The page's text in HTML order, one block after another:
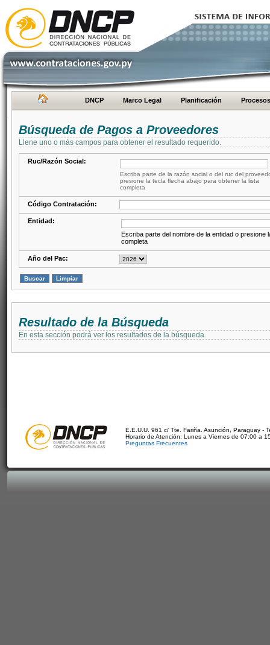
DNCP Marco Legal Planificación Procesos
Búsqueda de Pagos a Proveedores
Llene uno o más campos para obtener el resultado requerido.
Ruc/Razón Social:
Escriba parte de la razón social o del ruc del
presione la tecla flecha abajo para obtener la lista
completa
Código Contratación:
Entidad:
Escriba parte del nombre de la entidad o presione
completa
Año del Pac:
Resultado de la Búsqueda
En esta sección podrá ver los resultados de la búsqueda.
E.E.U.U. 961 c/ Tte. Fariña. Asunción, Paraguay -
Horario de Atención: Lunes a Viernes de 07:00 a
Preguntas Frecuentes